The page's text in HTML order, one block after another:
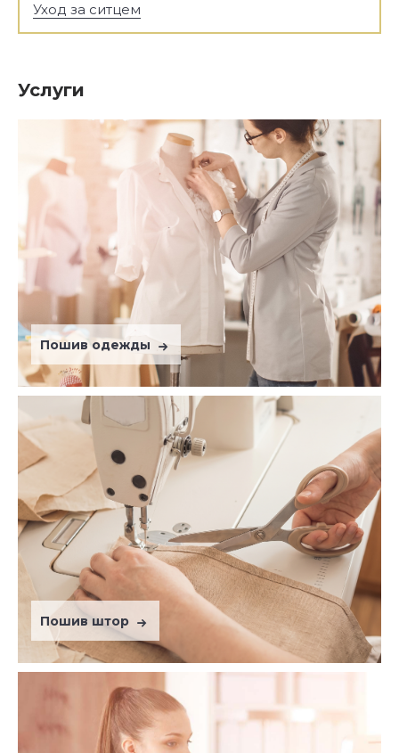
Уход за ситцем
Услуги
Пошив одежды
Пошив штор